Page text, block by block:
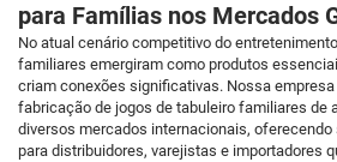
para Famílias nos Mercados
No atual cenário competitivo do
familiares emergiram como produtos
criam conexões significativas. Nossa
fabricação de jogos de tabuleiro familiares de
diversos mercados internacionais,
para distribuidores, varejistas e importadores